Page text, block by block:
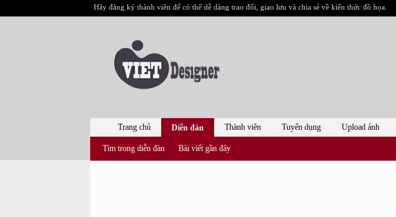
Hãy đăng ký thành viên để có thể dễ dàng trao đổi, giao lưu và chia sẻ về kiến thức đồ họa.
Trang chủ Diễn đàn
Tìm trong diễn đàn Bài viết gần đây
Thành viên Tuyển dụng Upload ảnh